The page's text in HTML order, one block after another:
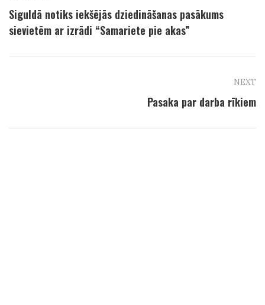
Siguldā notiks iekšējās dziedināšanas pasākums
sievietēm ar izrādi “Samariete pie akas”
NEXT
Pasaka par darba rīkiem